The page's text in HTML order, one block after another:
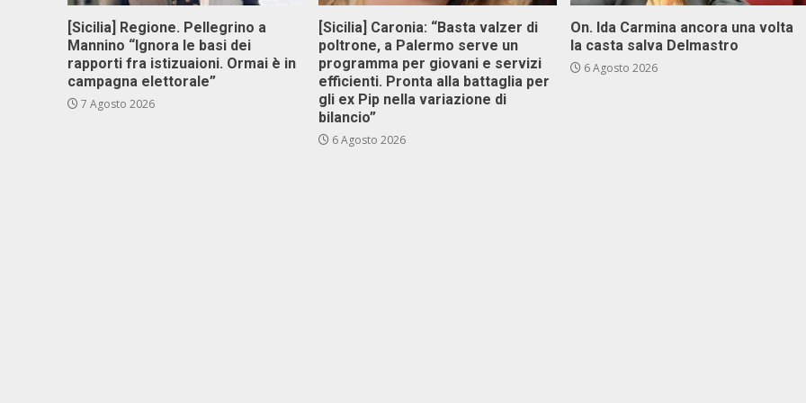
[Sicilia] Regione. Pellegrino a
Mannino “Ignora le basi dei
rapporti fra istizuaioni. Ormai è in
campagna elettorale”
7 Agosto 2026
[Sicilia] Caronia: “Basta valzer di
poltrone, a Palermo serve un
programma per giovani e servizi
efficienti. Pronta alla battaglia per
gli ex Pip nella variazione di
bilancio”
6 Agosto 2026
On. Ida Carmina ancora una volta
la casta salva Delmastro
6 Agosto 2026